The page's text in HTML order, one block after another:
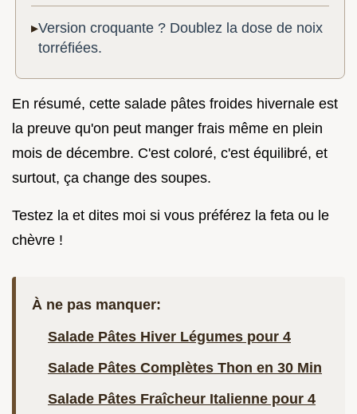
Version croquante ? Doublez la dose de noix
torréfiées.
En résumé, cette salade pâtes froides hivernale est
la preuve qu'on peut manger frais même en plein
mois de décembre. C'est coloré, c'est équilibré, et
surtout, ça change des soupes.
Testez la et dites moi si vous préférez la feta ou le
chèvre !
À ne pas manquer:
Salade Pâtes Hiver Légumes pour 4
Salade Pâtes Complètes Thon en 30 Min
Salade Pâtes Fraîcheur Italienne pour 4